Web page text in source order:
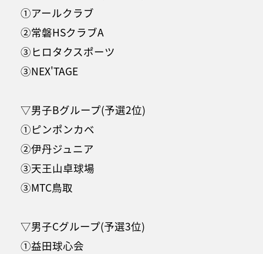
①アールクラブ
②常磐HSクラブA
③ヒロタクスポーツ
③NEX'TAGE
▽男子Bグループ(予選2位)
①ピンポンカベ
②伊丹ジュニア
③天王山卓球場
③MTC鳥取
▽男子Cグループ(予選3位)
①益田球心会